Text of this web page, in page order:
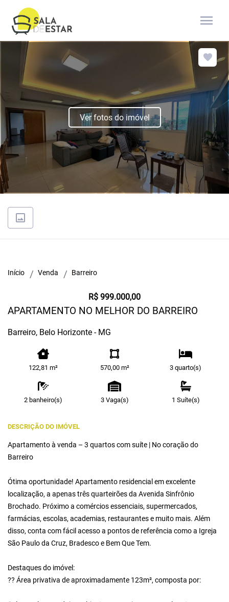
menu
Ver fotos do imóvel
Início Venda Barreiro
R$ 999.000,00
APARTAMENTO NO MELHOR DO BARREIRO
Barreiro, Belo Horizonte - MG
122,81 m² 570,00 m² 3 quarto(s)
2 banheiro(s) 3 Vaga(s) 1 Suíte(s)
DESCRIÇÃO DO IMÓVEL
Apartamento à venda – 3 quartos com suíte | No coração do
Barreiro
Ótima oportunidade! Apartamento residencial em excelente
localização, a apenas três quarteirões da Avenida Sinfrônio
Brochado. Próximo a comércios essenciais, supermercados,
farmácias, escolas, academias, restaurantes e muito mais. Além
disso, conta com fácil acesso a pontos de referência como a Igreja
São Paulo da Cruz, Bradesco e Bem Que Tem.
Destaques do imóvel:
?? Área privativa de aproximadamente 123m², composta por: